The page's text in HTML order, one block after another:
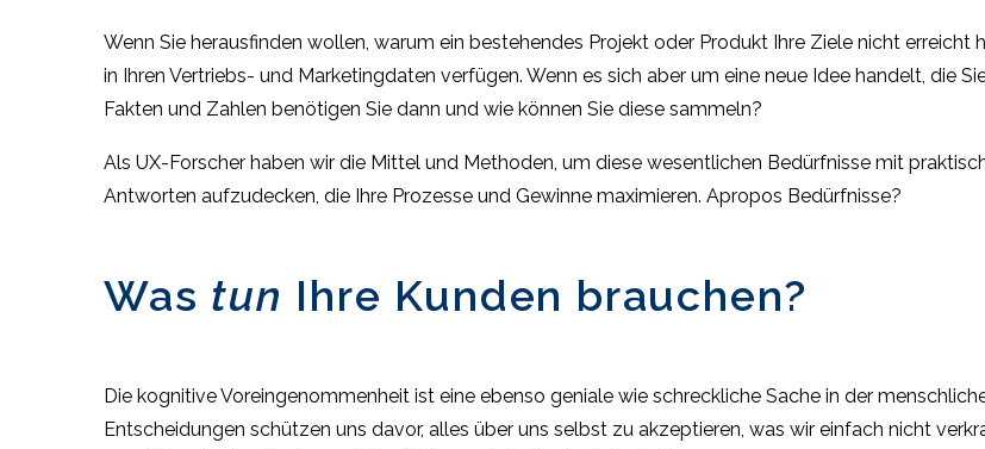
Wenn Sie herausfinden wollen, warum ein bestehendes Projekt oder Produkt Ihre Ziele nicht
in Ihren Vertriebs- und Marketingdaten verfügen. Wenn es sich aber um eine neue Idee handelt, die
Fakten und Zahlen benötigen Sie dann und wie können Sie diese sammeln?
Als UX-Forscher haben wir die Mittel und Methoden, um diese wesentlichen Bedürfnisse mit
Antworten aufzudecken, die Ihre Prozesse und Gewinne maximieren. Apropos Bedürfnisse?
Was tun Ihre Kunden brauchen?
Die kognitive Voreingenommenheit ist eine ebenso geniale wie schreckliche Sache in der
Entscheidungen schützen uns davor, alles über uns selbst zu akzeptieren, was wir einfach nicht